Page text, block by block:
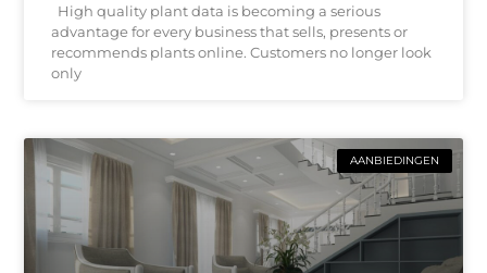
High quality plant data is becoming a serious
advantage for every business that sells, presents or
recommends plants online. Customers no longer look
only
AANBIEDINGEN